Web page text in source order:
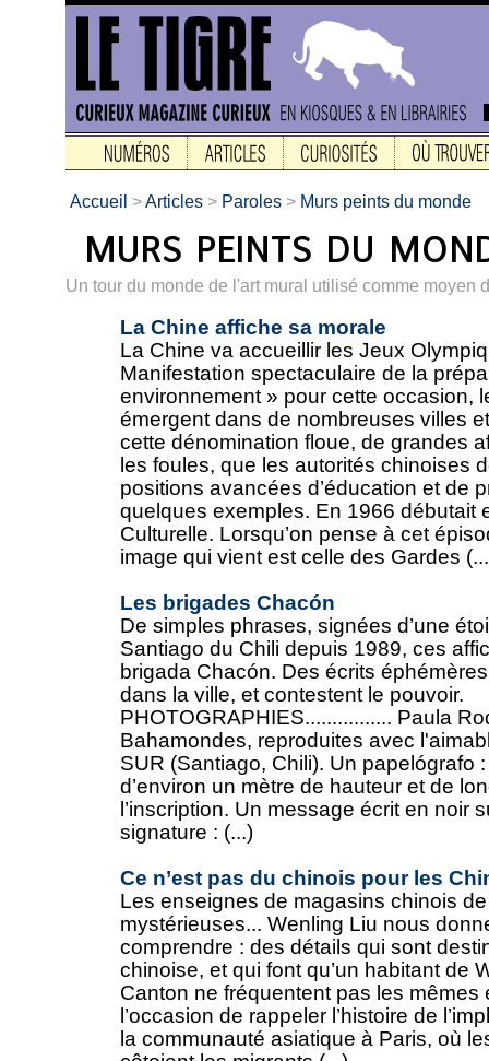
Accueil >Articles > Paroles > Murs peints du monde
Un tour du monde de l'art mural utilisé comme moyen
La Chine affiche sa morale
La Chine va accueillir les Jeux
Manifestation spectaculaire de la
environnement » pour cette occasion,
émergent dans de nombreuses villes
cette dénomination floue, de grandes
les foules, que les autorités chinoises
positions avancées d’éducation et de
quelques exemples. En 1966 débutait
Culturelle. Lorsqu’on pense à cet
image qui vient est celle des Gardes
Les brigades Chacón
De simples phrases, signées d’une
Santiago du Chili depuis 1989, ces
brigada Chacón. Des écrits
dans la ville, et contestent le pouvoir.
PHOTOGRAPHIES................ Paula
Bahamondes, reproduites avec
SUR (Santiago, Chili). Un papelógrafo
d’environ un mètre de hauteur et de
l’inscription. Un message écrit en noir
signature : (...)
Ce n’est pas du chinois pour les
Les enseignes de magasins chinois
mystérieuses... Wenling Liu nous
comprendre : des détails qui sont
chinoise, et qui font qu’un habitant de
Canton ne fréquentent pas les mêmes
l’occasion de rappeler l’histoire de
la communauté asiatique à Paris, où